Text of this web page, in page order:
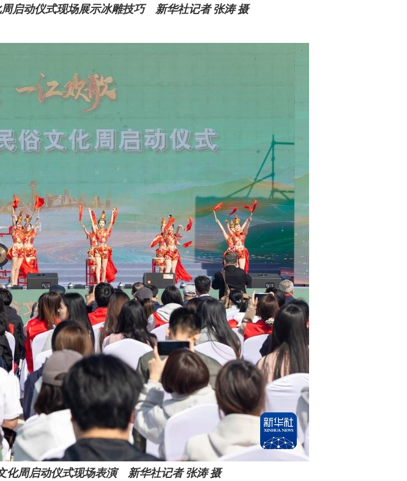
启动仪式现场展示冰雕技巧 新华社记者 张涛 摄
化周启动仪式现场表演 新华社记者 张涛 摄